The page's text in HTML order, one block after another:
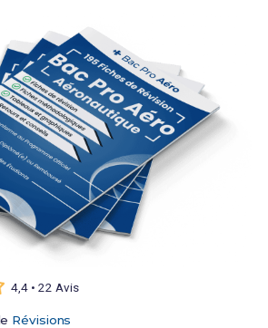
4,4 • 22 Avis
Révisions